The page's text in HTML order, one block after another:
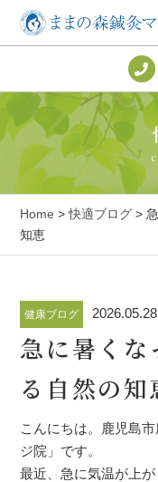
Home >快適ブログ >
知恵
健康ブログ 2026.05.28
急に暑くな
る自然の知
こんにちは。鹿児島
ジ院」です。
最近、急に気温が上